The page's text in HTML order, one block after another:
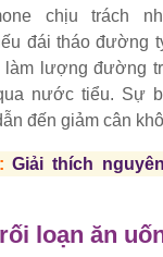
chịu trách
đái tháo đường
làm lượng đường
nước tiểu. Sự
đến giảm cân
Giải thích
loạn ăn